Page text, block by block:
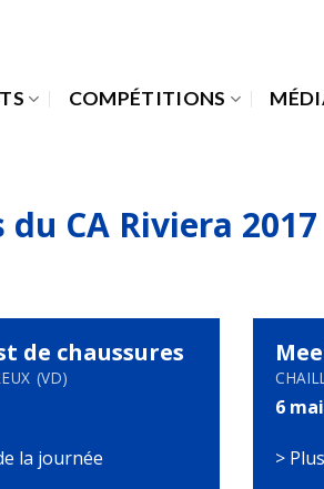
COMPÉTITIONS
CA Riviera 2017
de chaussures
(VD)
la journée
6
>